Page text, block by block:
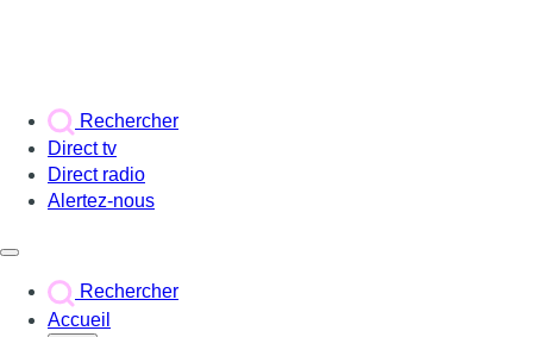
Rechercher
Direct tv
Direct radio
Alertez-nous
Rechercher
Accueil